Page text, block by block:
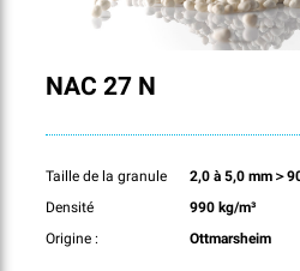
NAC 27 N
Taille de la granule
2,0 à 5,0 mm＞
Densité
990 kg/m³
Origine :
Ottmarsheim